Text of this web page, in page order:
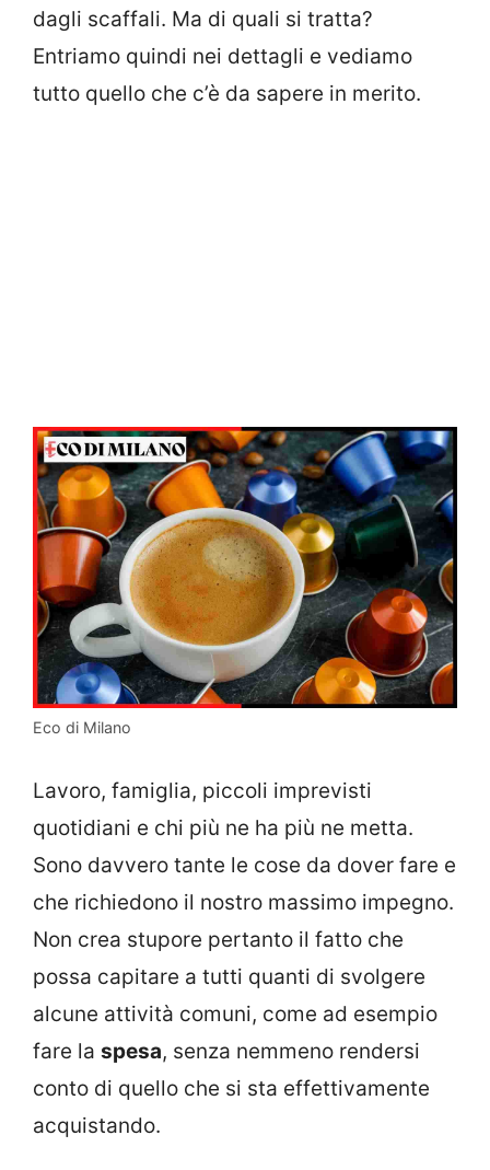
dagli scaffali. Ma di quali si tratta?
Entriamo quindi nei dettagli e vediamo
tutto quello che c’è da sapere in merito.
Eco di Milano
Lavoro, famiglia, piccoli imprevisti
quotidiani e chi più ne ha più ne metta.
Sono davvero tante le cose da dover fare e
che richiedono il nostro massimo impegno.
Non crea stupore pertanto il fatto che
possa capitare a tutti quanti di svolgere
alcune attività comuni, come ad esempio
fare la spesa, senza nemmeno rendersi
conto di quello che si sta effettivamente
acquistando.